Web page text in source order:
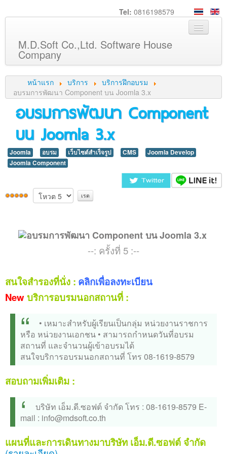
Tel: 0816198579
M.D.Soft Co.,Ltd. Software House
Company
หน้าหลัก
เกี่ยวกับเรา
บริการ
ความรู้
ลูกค้า
ร่วมงานกับเรา
ติดต่อเรา
หน้าแรก บริการ
บริการฝึกอบรม
อบรมการพัฒนา Component บน Joomla 3.x
อบรมการพัฒนา Component
บน Joomla 3.x
Joomla อบรม เว็บไซต์สำเร็จรูป CMS
Joomla Develop
Joomla Component
--: ครั้งที่ 5 :--
สนใจสำรองที่นั่ง : คลิกเพื่อลงทะเบียน
Newบริการอบรมนอกสถานที่ :
• เหมาะสำหรับผู้เรียนเป็นกลุ่ม หน่วยงานราชการ
หรือ หน่วยงานเอกชน • สามารถกำหนดวันที่อบรม
สถานที่ และจำนวนผู้เข้าอบรมได้
สนใจบริการอบรมนอกสถานที่ โทร 08-1619-8579
สอบถามเพิ่มเติม :
บริษัท เอ็ม.ดี.ซอฟต์ จำกัด โทร : 08-1619-8579 E-
mail : info@mdsoft.co.th
แผนที่และการเดินทางมาบริษัท เอ็ม.ดี.ซอฟต์ จำกัด